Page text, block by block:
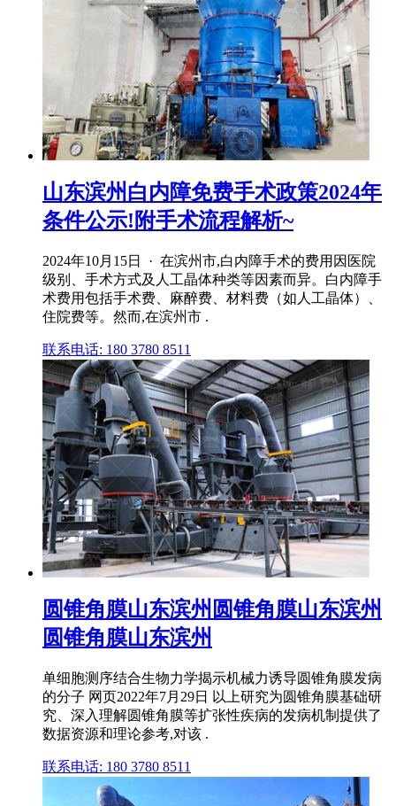
山东滨州白内障免费手术政策2024年
条件公示!附手术流程解析~
2024年10月15日 · 在滨州市,白内障手术的费用因医院
级别、手术方式及人工晶体种类等因素而异。白内障手
术费用包括手术费、麻醉费、材料费（如人工晶体）、
住院费等。然而,在滨州市 .
联系电话: 180 3780 8511
圆锥角膜山东滨州圆锥角膜山东滨州
圆锥角膜山东滨州
单细胞测序结合生物力学揭示机械力诱导圆锥角膜发病
的分子 网页2022年7月29日 以上研究为圆锥角膜基础研
究、深入理解圆锥角膜等扩张性疾病的发病机制提供了
数据资源和理论参考,对该 .
联系电话: 180 3780 8511